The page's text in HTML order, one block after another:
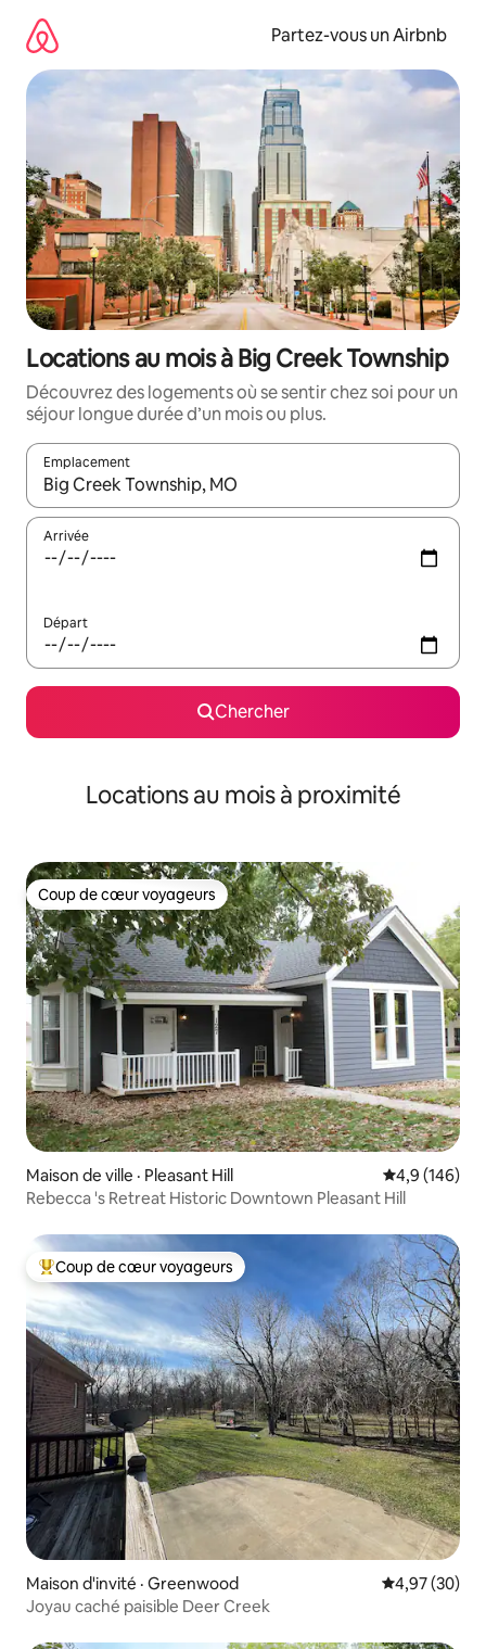
directement
contenu
Partez-vous un Airbnb
Locations au mois à Big Creek Township
Découvrez des logements où se sentir chez soi pour un
séjour longue durée d’un mois ou plus.
Emplacement
Quand les résultats sont affichés, parcourez-les en utilisant
Arrivée
Départ
Chercher
Locations au mois à proximité
Coup de cœur voyageurs
Coup de cœur voyageurs
Maison de ville · Pleasant Hill Note
4,9 (146)
Rebecca 's Retreat Historic Downtown Pleasant Hill
Coup de cœur voyageurs parmi les plus aimés
Coup de cœur voyageurs
Maison d'invité · Greenwood Note
4,97 (30)
Joyau caché paisible Deer Creek